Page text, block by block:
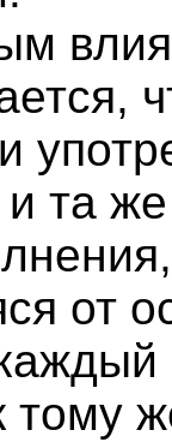
и та
от
тому